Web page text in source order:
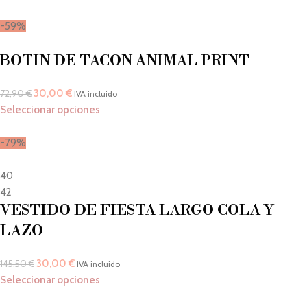
-59%
BOTIN DE TACON ANIMAL PRINT
72,90€ 30,00 € IVA incluido
Seleccionar opciones
-79%
40
42
VESTIDO DE FIESTA LARGO COLA Y
LAZO
145,50€ 30,00 € IVA incluido
Seleccionar opciones